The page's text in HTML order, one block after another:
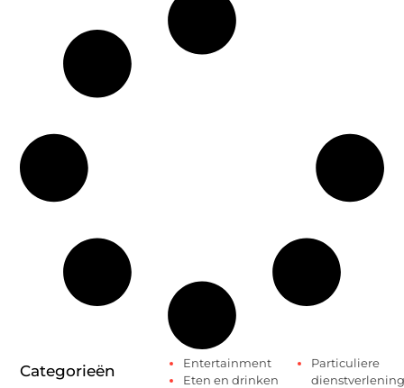
Categorieën
Entertainment
Eten en drinken
Particuliere
dienstverlening